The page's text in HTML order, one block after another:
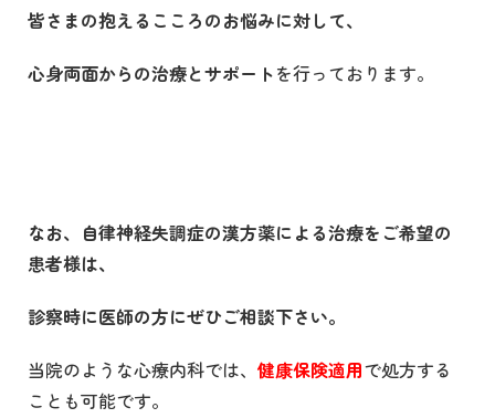
皆さまの抱えるこころのお悩みに対して、
心身両面からの治療とサポートを行っております。
なお、自律神経失調症の漢方薬による治療をご希望の
患者様は、
診察時に医師の方にぜひご相談下さい。
当院のような心療内科では、 健康保険適用で処方する
ことも可能です。